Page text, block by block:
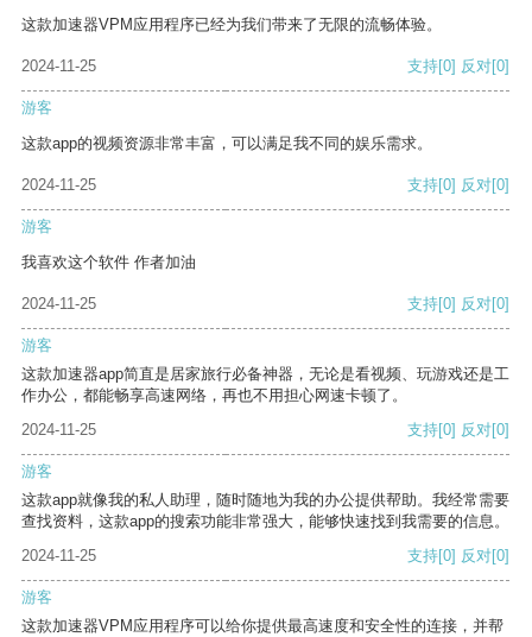
这款加速器VPM应用程序已经为我们带来了无限的流畅体验。
2024-11-25 支持[0] 反对[0]
游客
这款app的视频资源非常丰富，可以满足我不同的娱乐需求。
2024-11-25 支持[0] 反对[0]
游客
我喜欢这个软件 作者加油
2024-11-25 支持[0] 反对[0]
游客
这款加速器app简直是居家旅行必备神器，无论是看视频、玩游戏还是工
作办公，都能畅享高速网络，再也不用担心网速卡顿了。
2024-11-25
支持[0] 反对[0]
游客
这款app就像我的私人助理，随时随地为我的办公提供帮助。我经常需要
查找资料，这款app的搜索功能非常强大，能够快速找到我需要的信息。
2024-11-25
支持[0] 反对[0]
游客
这款加速器VPM应用程序可以给你提供最高速度和安全性的连接，并帮